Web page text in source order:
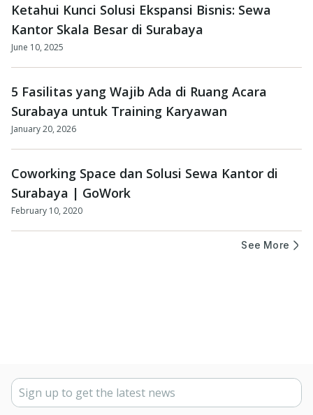
Ketahui Kunci Solusi Ekspansi Bisnis: Sewa
Kantor Skala Besar di Surabaya
June 10, 2025
5 Fasilitas yang Wajib Ada di Ruang Acara
Surabaya untuk Training Karyawan
January 20, 2026
Coworking Space dan Solusi Sewa Kantor di
Surabaya | GoWork
February 10, 2020
See More